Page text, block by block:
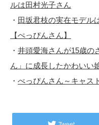
ルは田村光子さん
・ 田坂君枝の実在モデル
【ぺっぴんさん】
・ 井頭愛海さんが15歳の
ん」に成長したかわいい
・ べっぴんさん～キャス